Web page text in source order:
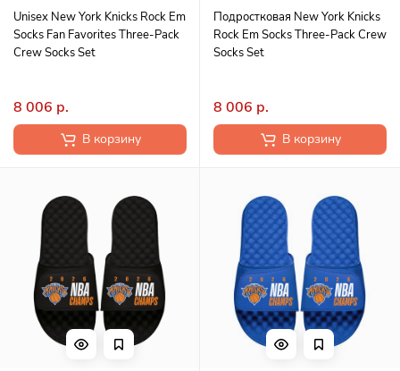
Unisex New York Knicks Rock Em
Socks Fan Favorites Three-Pack
Crew Socks Set
8 006 р.
В корзину
Подростковая New York Knicks
Rock Em Socks Three-Pack Crew
Socks Set
8 006 р.
В корзину